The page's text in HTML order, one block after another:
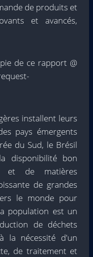
de produits et
et avancés,
de ce rapport @
installent leurs
pays émergents
du Sud, le Brésil
disponibilité bon
et de matières
de grandes
le monde pour
population est un
de déchets
la nécessité d'un
de traitement et